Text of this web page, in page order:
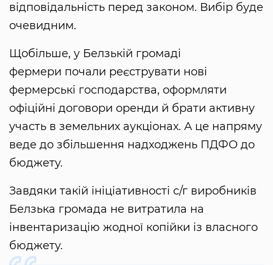
відповідальність перед законом. Вибір буде
очевидним.
Щобільше, у Белзькій громаді
фермери почали реєструвати нові
фермерські господарства, оформляти
офіційні договори оренди й брати активну
участь в земельних аукціонах. А це напряму
веде до збільшення надходжень ПДФО до
бюджету.
Завдяки такій ініціативності с/г виробників
Белзька громада не витратила на
інвентаризацію жодної копійки із власного
бюджету.